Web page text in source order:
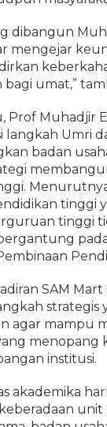
dibangun
mengejar
bagi umat,”
Prof Muhadjir
langkah Umri
badan
tinggi
tinggi
SAM
strategis
agar mampu
menopang
institusi.
akademika
unit